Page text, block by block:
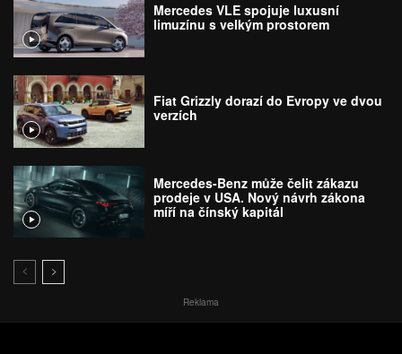
Mercedes VLE spojuje luxusní
limuzínu s velkým prostorem
Fiat Grizzly dorazí do Evropy ve dvou
verzích
Mercedes-Benz může čelit zákazu
prodeje v USA. Nový návrh zákona
míří na čínský kapitál
Reklama